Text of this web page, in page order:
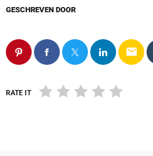
GESCHREVEN DOOR
email
RATE IT